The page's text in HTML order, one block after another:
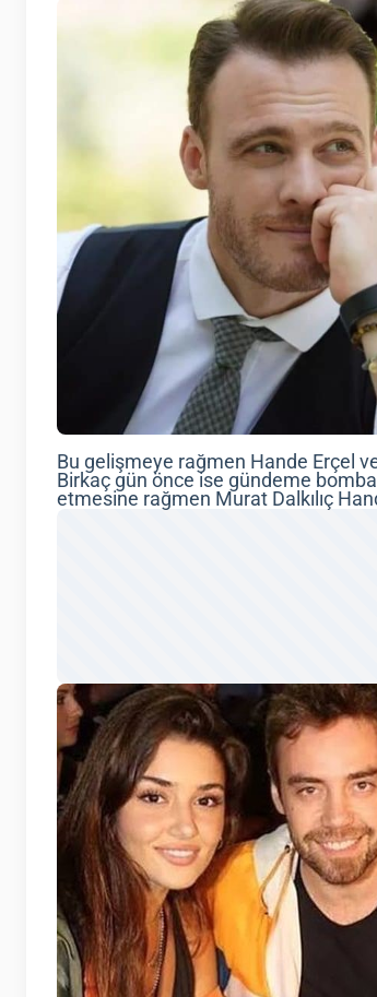
Bu gelişmeye rağmen Hande Erçel
Birkaç gün önce ise gündeme
etmesine rağmen Murat Dalkılıç